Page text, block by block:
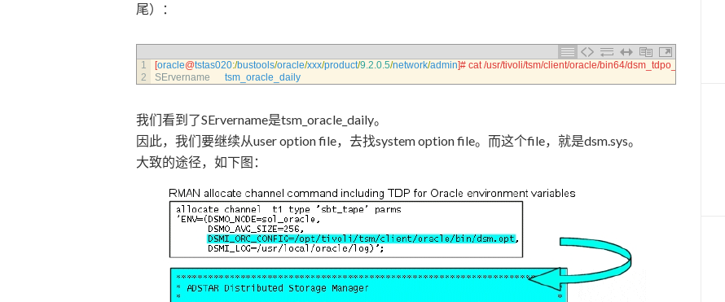
尾）：
1
2
[oracle@tstas020:/bustools/oracle/xxx/product/9.2.0.5/network/admin]# cat /usr/tivoli/tsm/client/oracle/bin64/dsm_tdpo_day.opt
SErvername tsm_oracle_daily
我们看到了SErvername是tsm_oracle_daily。
因此，我们要继续从user option file，去找system option file。而这个file，就是dsm.sys。
大致的途径，如下图：